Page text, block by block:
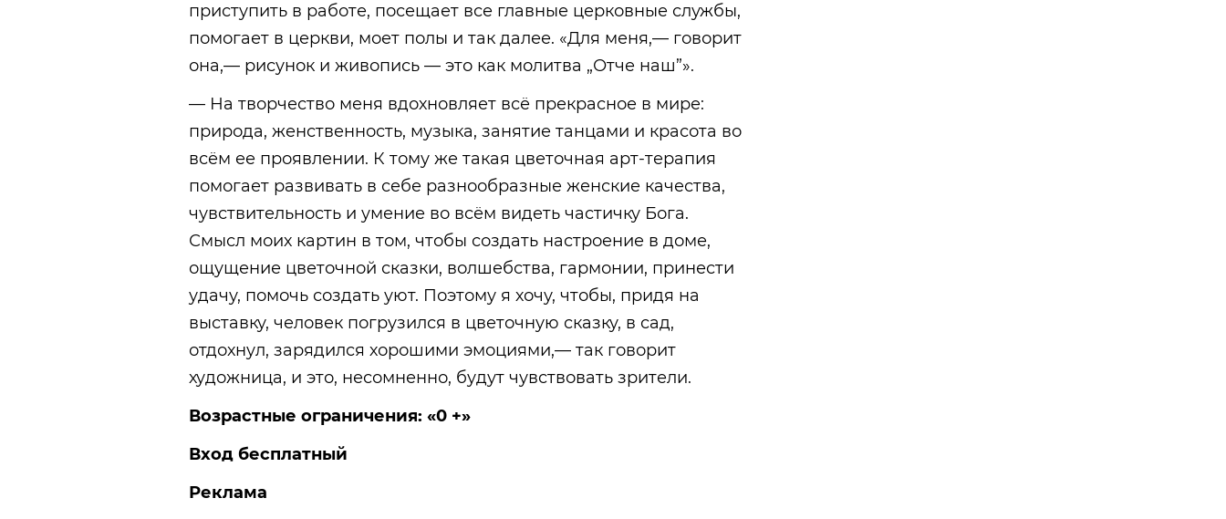
приступить в работе, посещает все главные церковные службы,
помогает в церкви, моет полы и так далее. «Для меня,— говорит
она,— рисунок и живопись — это как молитва „Отче наш”».
— На творчество меня вдохновляет всё прекрасное в мире:
природа, женственность, музыка, занятие танцами и красота во
всём ее проявлении. К тому же такая цветочная арт-терапия
помогает развивать в себе разнообразные женские качества,
чувствительность и умение во всём видеть частичку Бога.
Смысл моих картин в том, чтобы создать настроение в доме,
ощущение цветочной сказки, волшебства, гармонии, принести
удачу, помочь создать уют. Поэтому я хочу, чтобы, придя на
выставку, человек погрузился в цветочную сказку, в сад,
отдохнул, зарядился хорошими эмоциями,— так говорит
художница, и это, несомненно, будут чувствовать зрители.
Возрастные ограничения: «0 +»
Вход бесплатный
Реклама